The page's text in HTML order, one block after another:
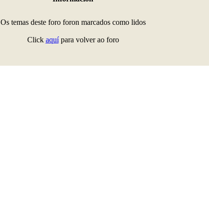
Os temas deste foro foron marcados como lidos
Click aquípara volver ao foro